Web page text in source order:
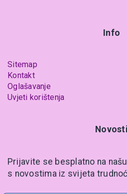
Info
Sitemap
Kontakt
Oglašavanje
Uvjeti korištenja
Novosti
Prijavite se besplatno na
s novostima iz svijeta